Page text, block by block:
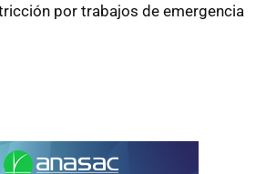
por trabajos de emergencia